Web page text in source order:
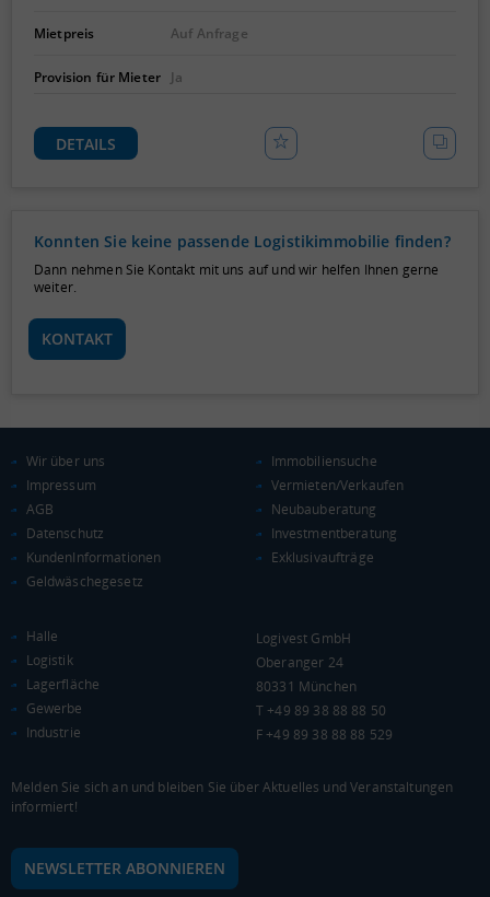
Mietpreis Auf Anfrage
Provision für Mieter Ja
DETAILS
Konnten Sie keine passende Logistikimmobilie finden?
Dann nehmen Sie Kontakt mit uns auf und wir helfen Ihnen gerne
weiter.
KONTAKT
Wir über uns
Impressum
AGB
Datenschutz
KundenInformationen
Geldwäschegesetz
Immobiliensuche
Vermieten/Verkaufen
Neubauberatung
Investmentberatung
Exklusivaufträge
Halle
Logistik
Lagerfläche
Gewerbe
Industrie
Logivest GmbH
Oberanger 24
80331 München
T +49 89 38 88 88 50
F +49 89 38 88 88 529
Melden Sie sich an und bleiben Sie über Aktuelles und Veranstaltungen
informiert!
NEWSLETTER ABONNIEREN